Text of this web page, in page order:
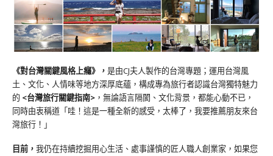
《對台灣關鍵風格上癮》 ， 是由CJ夫人製作的台灣專題；運用台灣風
土、文化、人情味等地方深厚底蘊，構成專為旅行者認識台灣獨特魅力
的 <台灣旅行關鍵指南> ，無論語言隔閡、文化背景，都能心動不已，
同時由衷稱道「哇！這是一種全新的感受，太棒了，我要推薦朋友來台
灣旅行！」
目前， 我仍在持續挖掘用心生活、處事謹慎的匠人職人創業家，如果您